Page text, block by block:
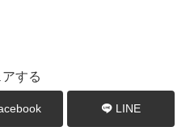
アする
LINE